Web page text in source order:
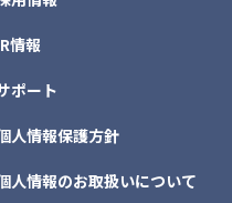
情報
ポート
人情報保護方針
人情報のお取扱いについて